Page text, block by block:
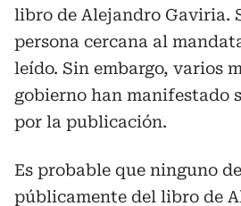
libro de Alejandro Gaviria.
persona cercana al
leído. Sin embargo, varios
gobierno han manifestado
por la publicación.
Es probable que ninguno
públicamente del libro de